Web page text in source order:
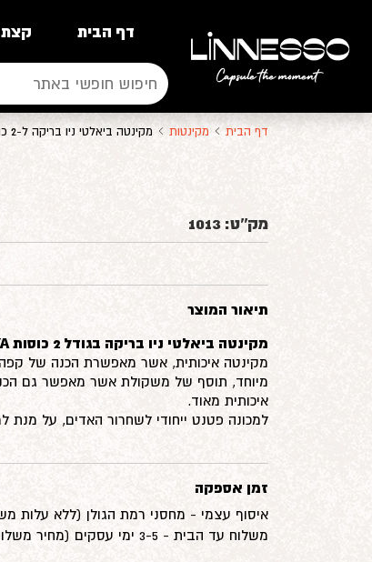
דף הבית קצת
דף הבית מקינטות מקינטה ביאלטי ניו בריקה ל-2 כוסות
מק''ט: 1013
תיאור המוצר
מקינטה ביאלטי ניו בריקה בגודל 2 כוסות BIALETTI NEW BRIKKA
מקינטה איכותית, אשר מאפשרת הכנה של קפה
מיוחד, תוסף של משקולת אשר מאפשר גם
איכותית מאוד.
למכונה פטנט ייחודי לשחרור האדים, על מנת
זמן אספקה
איסוף עצמי - מחסני רמת הגולן (ללא עלות
משלוח עד הבית - 3-5 ימי עסקים (מחיר משלוח: